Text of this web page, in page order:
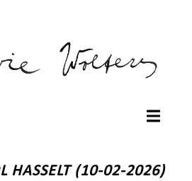
HASSELT (10-02-2026)